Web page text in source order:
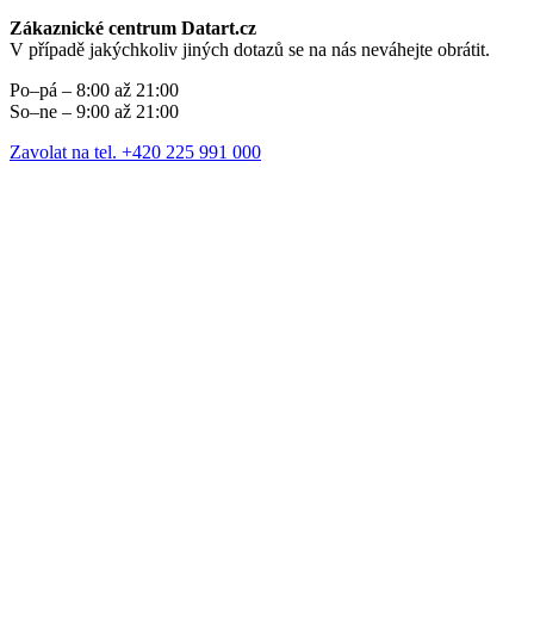
Zákaznické centrum Datart.cz
V případě jakýchkoliv jiných dotazů se na nás neváhejte obrátit.
Po–pá – 8:00 až 21:00
So–ne – 9:00 až 21:00
Zavolat na tel. +420 225 991 000